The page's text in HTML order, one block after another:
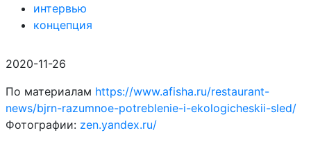
интервью
концепция
2020-11-26
По материалам https://www.afisha.ru/restaurant-
news/bjrn-razumnoe-potreblenie-i-ekologicheskii-sled/
Фотографии: zen.yandex.ru/